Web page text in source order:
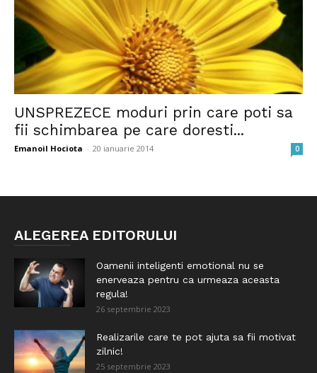
UNSPREZECE moduri prin care poti sa
fii schimbarea pe care doresti...
Emanoil Hociota - 20 ianuarie 2014 0
ALEGEREA EDITORULUI
Oamenii inteligenti emotional nu se
enerveaza pentru ca urmeaza aceasta
regula!
26 septembrie 2023
Realizarile care te pot ajuta sa fii motivat
zilnic!
25 septembrie 2023